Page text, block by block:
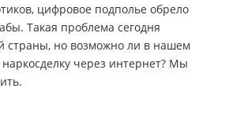
цифровое подполье обрело
Такая проблема сегодня
страны, но возможно ли в нашем
через интернет? Мы